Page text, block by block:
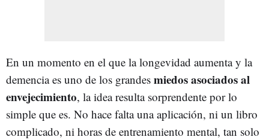
En un momento en el que la longevidad aumenta y la
demencia es uno de los grandes miedos asociados al
envejecimiento, la idea resulta sorprendente por lo
simple que es. No hace falta una aplicación, ni un libro
complicado, ni horas de entrenamiento mental, tan solo